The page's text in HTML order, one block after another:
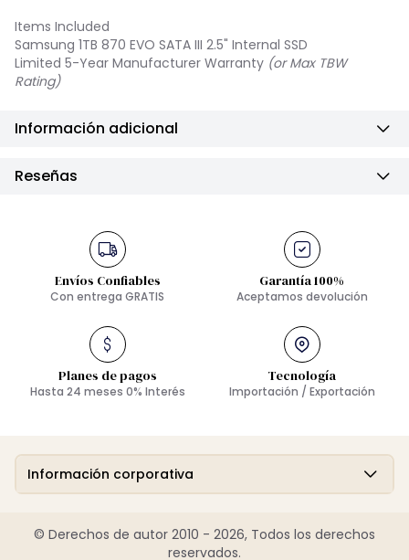
Items Included
Samsung 1TB 870 EVO SATA III 2.5" Internal SSD
Limited 5-Year Manufacturer Warranty (or Max TBW
Rating)
Información adicional
Reseñas
Envíos Confiables
Con entrega GRATIS
Garantía 100%
Aceptamos devolución
Planes de pagos
Hasta 24 meses 0% Interés
Tecnología
Importación / Exportación
Información corporativa
© Derechos de autor 2010 - 2026, Todos los derechos
reservados.